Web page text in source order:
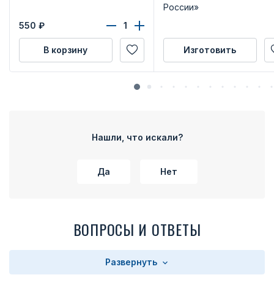
550 ₽
В корзину
России»
Изготовить
Нашли, что искали?
Да Нет
ВОПРОСЫ И ОТВЕТЫ
Развернуть